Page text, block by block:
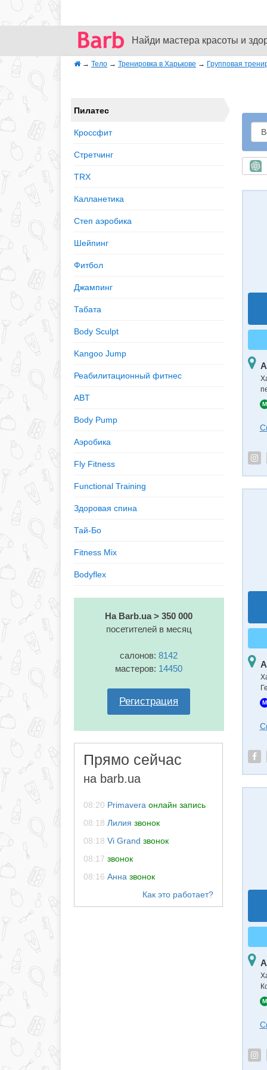
Найди мастера красоты и
→ Тело → Тренировка в Харькове → Групповая
Пилатес
Кроссфит
Стретчинг
TRX
Калланетика
Степ аэробика
Шейпинг
Фитбол
Джампинг
Табата
Body Sculpt
Kangoo Jump
Реабилитационный фитнес
ABT
Body Pump
Аэробика
Fly Fitness
Functional Training
Здоровая спина
Тай-Бо
Fitness Mix
Bodyflex
На Barb.ua > 350 000
посетителей в месяц
салонов:8142
мастеров: 14450
Регистрация
Прямо сейчас
на barb.ua
08:20 Primavera онлайн запись
08:18 Лилия звонок
08:18 Vi Grand звонок
08:17 звонок
08:16 Анна звонок
M
M
M